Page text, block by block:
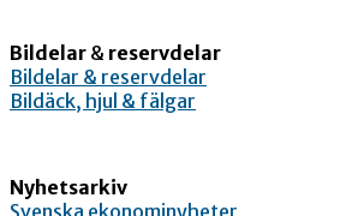
Bildelar & reservdelar
Bildelar & reservdelar
Bildäck, hjul & fälgar
Nyhetsarkiv